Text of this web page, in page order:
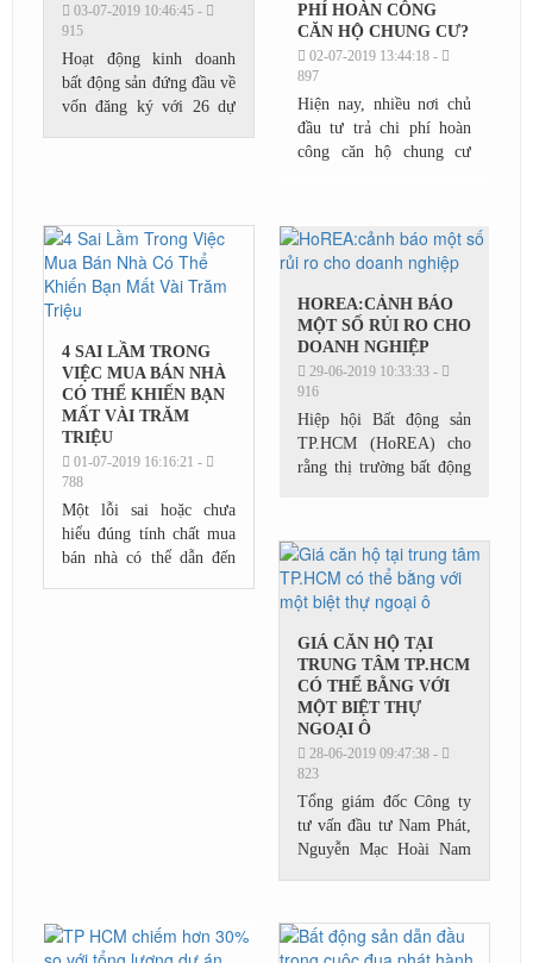
03-07-2019 10:46:45 -
915
Hoạt động kinh doanh
bất động sản đứng đầu về
vốn đăng ký với 26 dự
PHÍ HOÀN CÔNG
CĂN HỘ CHUNG CƯ?
02-07-2019 13:44:18 -
897
Hiện nay, nhiều nơi chủ
đầu tư trả chi phí hoàn
công căn hộ chung cư
khoăn không...
4 SAI LẦM TRONG
VIỆC MUA BÁN NHÀ
CÓ THỂ KHIẾN BẠN
MẤT VÀI TRĂM
TRIỆU
01-07-2019 16:16:21 -
788
Một lỗi sai hoặc chưa
hiểu đúng tính chất mua
bán nhà có thể dẫn đến
HOREA:CẢNH BÁO
MỘT SỐ RỦI RO CHO
DOANH NGHIỆP
29-06-2019 10:33:33 -
916
Hiệp hội Bất động sản
TP.HCM (HoREA) cho
rằng thị trường bất động
tiềm ẩn nhiều rủi ro, cần
có biện...
GIÁ CĂN HỘ TẠI
TRUNG TÂM TP.HCM
CÓ THỂ BẰNG VỚI
MỘT BIỆT THỰ
NGOẠI Ô
28-06-2019 09:47:38 -
823
Tổng giám đốc Công ty
tư vấn đầu tư Nam Phát,
Nguyễn Mạc Hoài Nam
Gòn vượt ra khỏi mọi dự
báo thông thường....